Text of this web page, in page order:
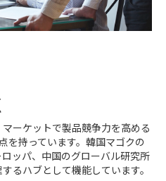
ーケットで製品競争力を高める
を持っています。韓国マゴクの
ッパ、中国のグローバル研究所
るハブとして機能しています。